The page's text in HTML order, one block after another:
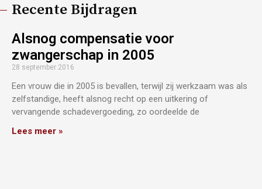
Recente Bijdragen
Alsnog compensatie voor
zwangerschap in 2005
28 september 2016
Een vrouw die in 2005 is bevallen, terwijl zij werkzaam was als
zelfstandige, heeft alsnog recht op een uitkering of
vervangende schadevergoeding, zo oordeelde de
Lees meer »